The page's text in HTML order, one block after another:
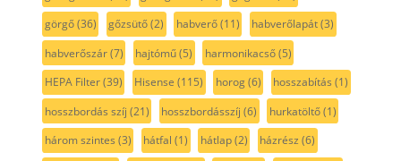
görgő(36) gőzsütő(2) habverő(11) habverőlapát(3)
habverőszár(7) hajtómű(5) harmonikacső(5)
HEPA Filter(39) Hisense (115) horog(6) hosszabítás (1)
hosszbordás szíj (21) hosszbordásszíj (6) hurkatöltő(1)
három szintes (3) hátfal (1) hátlap(2) házrész (6)